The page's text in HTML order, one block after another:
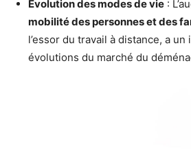
Évolution des modes de vie :
mobilité des personnes et des
l’essor du travail à distance, a un
évolutions du marché du